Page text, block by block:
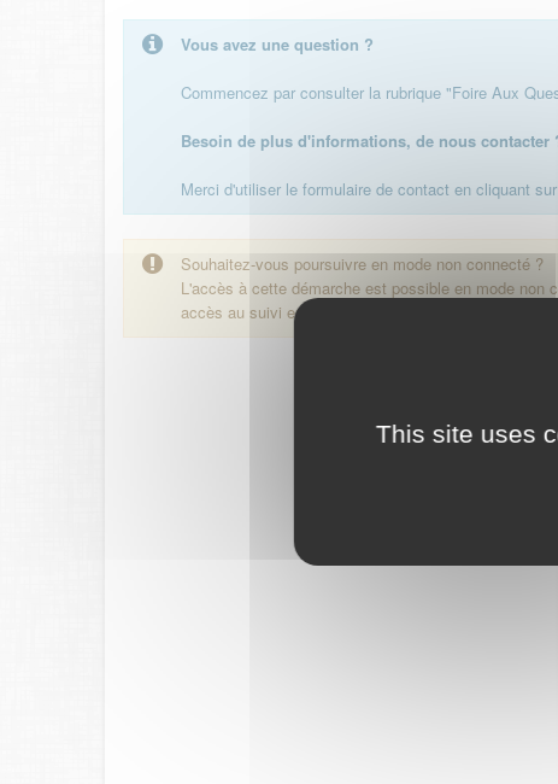
This site uses
Vous avez une question ?
Commencez par consulter la rubrique "Foire Aux
Besoin de plus d'informations, de nous contacter
Merci d'utiliser le formulaire de contact en cliquant
Souhaitez-vous poursuivre en mode non connecté ?
L'accès à cette démarche est possible en mode non
accès au suivi en ligne de la démarche.